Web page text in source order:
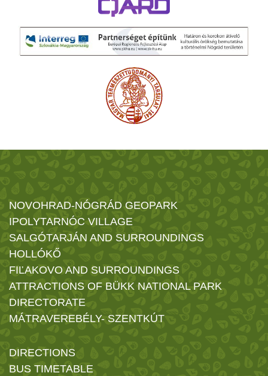
NOVOHRAD-NÓGRÁD GEOPARK
IPOLYTARNÓC VILLAGE
SALGÓTARJÁN AND SURROUNDINGS
HOLLÓKŐ
FIĽAKOVO AND SURROUNDINGS
ATTRACTIONS OF BÜKK NATIONAL PARK
DIRECTORATE
MÁTRAVEREBÉLY- SZENTKÚT
DIRECTIONS
BUS TIMETABLE